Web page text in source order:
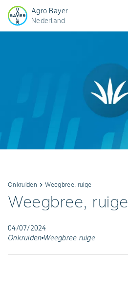
Agro Bayer
Nederland
Onkruiden keyboard_arrow_rightWeegbree, ruige
Weegbree, ruige
04/07/2024
Onkruiden Weegbree ruige